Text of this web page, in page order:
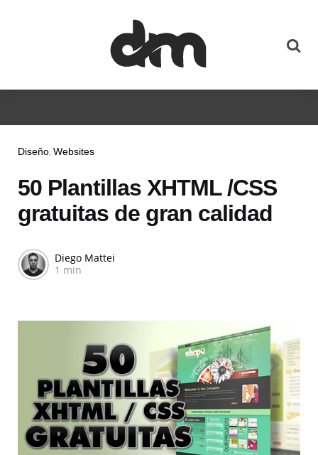
Diseño Websites
50 Plantillas XHTML /CSS
gratuitas de gran calidad
Diego Mattei
1 min